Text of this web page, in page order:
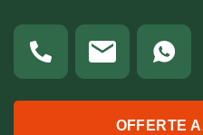
OFFERTE